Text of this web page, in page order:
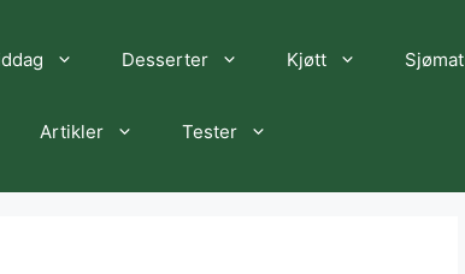
Desserter Kjøtt Sjømat
Artikler Tester